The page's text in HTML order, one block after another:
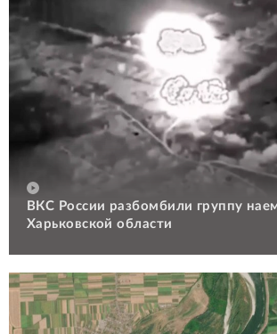
ВКС России разбомбили группу
Харьковской области